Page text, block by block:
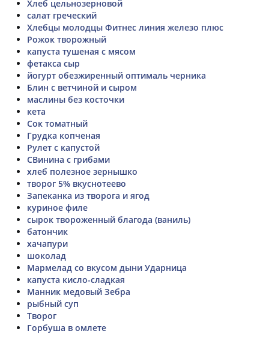
Хлеб цельнозерновой
салат греческий
Хлебцы молодцы Фитнес линия железо плюс
Рожок творожный
капуста тушеная с мясом
фетакса сыр
йогурт обезжиренный оптималь черника
Блин с ветчиной и сыром
маслины без косточки
кета
Сок томатный
Грудка копченая
Рулет с капустой
СВинина с грибами
хлеб полезное зернышко
творог 5% вкуснотеево
Запеканка из творога и ягод
куриное филе
сырок твороженный благода (ваниль)
батончик
хачапури
шоколад
Мармелад со вкусом дыни Ударница
капуста кисло-сладкая
Манник медовый Зебра
рыбный суп
Творог
Горбуша в омлете